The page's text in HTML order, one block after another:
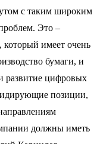
с таким широким
Это –
который имеет очень
бумаги, и
развитие цифровых
позиции,
должны иметь